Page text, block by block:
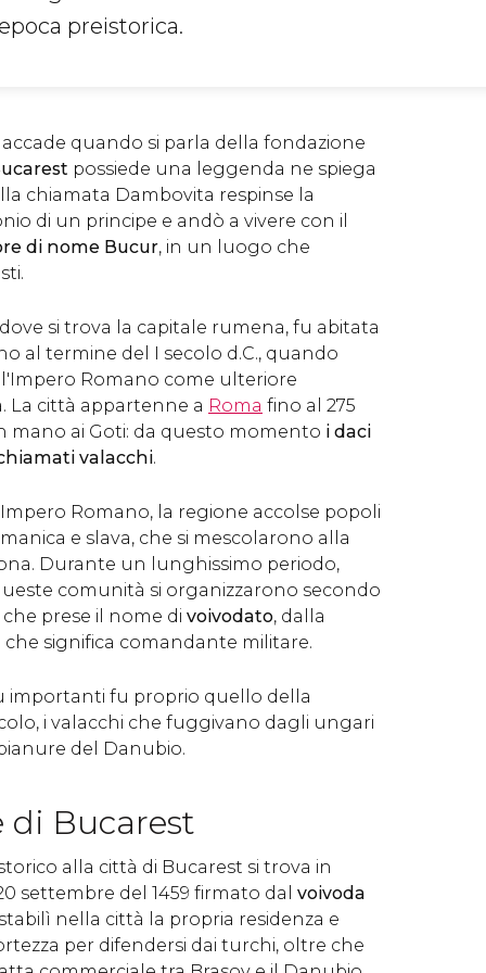
preistorica.
quando si parla della fondazione
possiede una leggenda ne spiega
chiamata Dambovita respinse la
di un principe e andò a vivere con il
di nome Bucur, in un luogo che
si trova la capitale rumena, fu abitata
al termine del I secolo d.C., quando
Romano come ulteriore
La città appartenne a Roma fino al 275
mano ai Goti: da questo momento i daci
valacchi.
Romano, la regione accolse popoli
e slava, che si mescolarono alla
Durante un lunghissimo periodo,
comunità si organizzarono secondo
prese il nome di voivodato, dalla
che significa comandante militare.
importanti fu proprio quello della
i valacchi che fuggivano dagli ungari
del Danubio.
di Bucarest
alla città di Bucarest si trova in
settembre del 1459 firmato dal voivoda
nella città la propria residenza e
per difendersi dai turchi, oltre che